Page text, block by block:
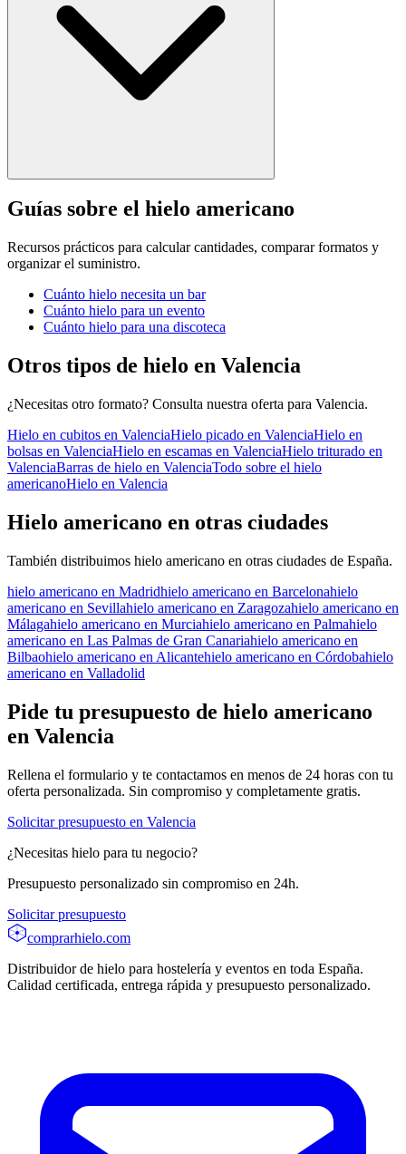
Guías sobre el hielo americano
Recursos prácticos para calcular cantidades, comparar formatos y
organizar el suministro.
Cuánto hielo necesita un bar
Cuánto hielo para un evento
Cuánto hielo para una discoteca
Otros tipos de hielo en Valencia
¿Necesitas otro formato? Consulta nuestra oferta para Valencia.
Hielo en cubitos en ValenciaHielo picado en ValenciaHielo en
bolsas en ValenciaHielo en escamas en ValenciaHielo triturado en
ValenciaBarras de hielo en ValenciaTodo sobre el hielo
americanoHielo en Valencia
Hielo americano en otras ciudades
También distribuimos hielo americano en otras ciudades de España.
hielo americano en Madridhielo americano en Barcelonahielo
americano en Sevillahielo americano en Zaragozahielo americano en
Málagahielo americano en Murciahielo americano en Palmahielo
americano en Las Palmas de Gran Canariahielo americano en
Bilbaohielo americano en Alicantehielo americano en Córdobahielo
americano en Valladolid
Pide tu presupuesto de hielo americano
en Valencia
Rellena el formulario y te contactamos en menos de 24 horas con tu
oferta personalizada. Sin compromiso y completamente gratis.
Solicitar presupuesto en Valencia
¿Necesitas hielo para tu negocio?
Presupuesto personalizado sin compromiso en 24h.
Solicitar presupuesto
comprarhielo.com
Distribuidor de hielo para hostelería y eventos en toda España.
Calidad certificada, entrega rápida y presupuesto personalizado.